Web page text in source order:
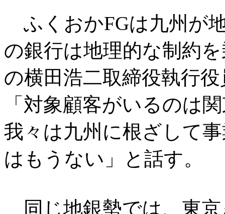
ふくおかFGは九州が
の銀行は地理的な制約
の横田浩二取締役執行
「対象顧客がいるのは
我々は九州に根ざして
はもうない」と話す。
同じ地銀勢では、東